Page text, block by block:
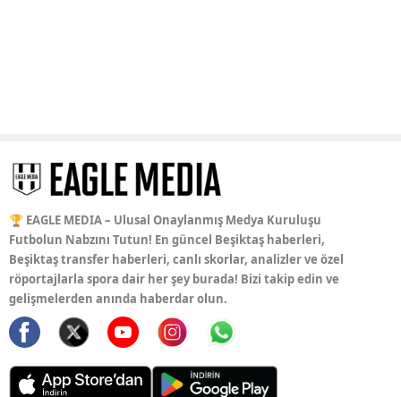
🏆 EAGLE MEDIA – Ulusal Onaylanmış Medya Kuruluşu
Futbolun Nabzını Tutun! En güncel Beşiktaş haberleri,
Beşiktaş transfer haberleri, canlı skorlar, analizler ve özel
röportajlarla spora dair her şey burada! Bizi takip edin ve
gelişmelerden anında haberdar olun.